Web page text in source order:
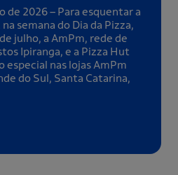
de 2026 – Para esquentar a
semana do Dia da Pizza,
julho, a AmPm, rede de
Ipiranga, e a Pizza Hut
especial nas lojas AmPm
do Sul, Santa Catarina,